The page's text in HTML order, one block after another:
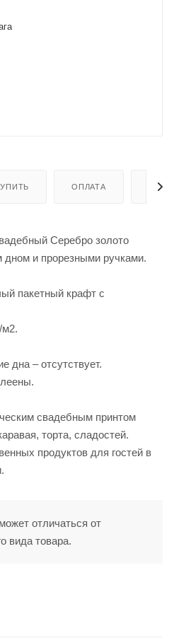
ОПЛАТА
Серебро золото
и прорезными ручками.
пакетный крафт с
м2.
дна – отсутствует.
свадебным принтом
торта, сладостей.
продуктов для гостей в
отличаться от
вида товара.